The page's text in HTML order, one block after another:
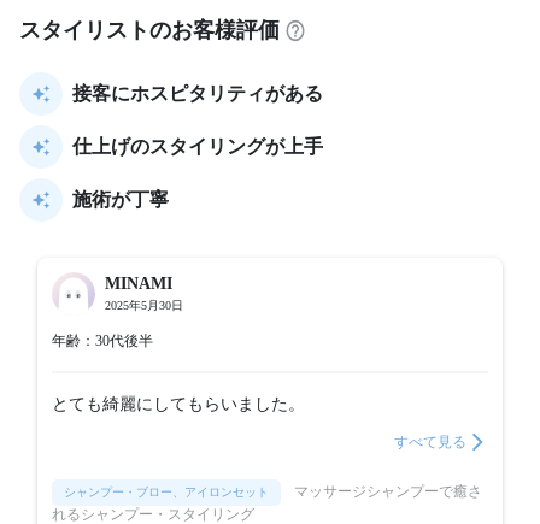
スタイリストのお客様評価
接客にホスピタリティがある
仕上げのスタイリングが上手
施術が丁寧
MINAMI
2025年5月30日
年齢：30代後半
とても綺麗にしてもらいました。
すべて見る
シャンプー・ブロー、アイロンセット
れるシャンプー・スタイリング